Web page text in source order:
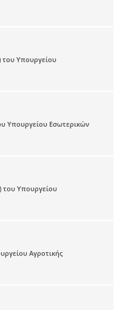
του Υπουργείου
Υπουργείου Εσωτερικών
του Υπουργείου
Αγροτικής